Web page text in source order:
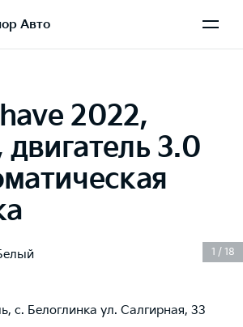
Авто
2022,
3.0
1 / 18
с. Белоглинка ул. Салгирная, 33